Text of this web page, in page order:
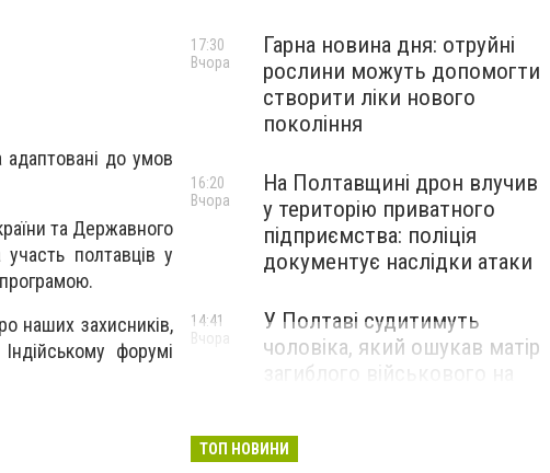
адаптовані до умов
та Державного
участь полтавців у
наших захисників,
форумі
Гарна новина дня: отруйні
рослини можуть допомогти
створити ліки нового
покоління
17:30
Вчора
На Полтавщині дрон влучив
у територію приватного
підприємства: поліція
документує наслідки атаки
16:20
Вчора
У Полтаві судитимуть
чоловіка, який ошукав матір
загиблого військового на
14:41
Вчора
ТОП НОВИНИ